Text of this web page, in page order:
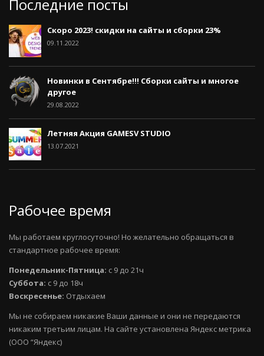
Последние посты
Скоро 2023! скидки на сайты и сборки 23%
09.11.2022
Новинки в Сентябре!!! Сборки сайты и многое
другое
29.08.2022
Летняя Акция GAMESV STUDIO
13.07.2021
Рабочее время
Мы работаем круглосуточно! Но желательно обращаться в
стандартное рабочее время:
Понедельник-Пятница: с 9 до 21ч
Суббота: с 9 до 18ч
Воскресенье: Отдыхаем
Мы не собираем никакие Ваши данные и они не передаются
никаким третьим лицам. На сайте установлена Яндекс метрика
(ООО “Яндекс)